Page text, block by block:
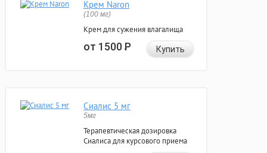
Крем Naron
(100 мг)
Крем для сужения влагалища
от 1500Р Купить
Сиалис 5 мг
5мг
Терапевтическая дозировка
Сиалиса для курсового приема